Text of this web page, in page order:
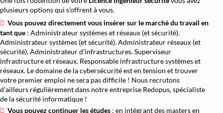
plusieurs options qui s’offrent à vous.
Vous pouvez directement vous insérer sur le marché du travail en
tant que : Administrateur systèmes et réseaux (et sécurité).
Administrateur systèmes (et sécurité). Administrateur réseaux (et
sécurité). Administrateur d'infrastructures. Superviseur
infrastructure et réseaux. Responsable infrastructure systèmes et
réseaux. Le domaine de la cybersécurité est en tension et trouver
votre premier emploi ne sera pas difficile ! Nous recrutons
d'ailleurs régulièrement dans notre entreprise Redopus, spécialiste
de la sécurité informatique !
Vous pouvez continuer les études : en intégrant des masters en